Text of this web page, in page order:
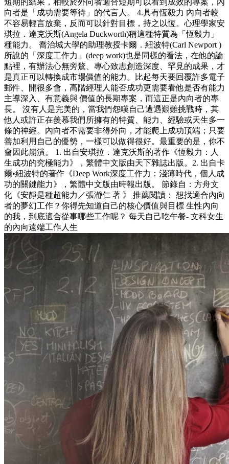
短期的結果，相較於外向者適合短期可以看到成效的專案，內
向者是「成功需要等待」的代言人。 4.具有恆毅力 內向者較
不容易輕言放棄，反而可以針對目標，持之以恆。心理學家安
琪拉．達克沃斯(Angela Duckworth)稱這種特質為「恆毅力」
種能力。 喬治城大學的助理教授卡爾．紐波特(Carl Newport )
所說的「深度工作力」(deep work)也是同樣的看法，在他的論
點裡，有辦法心無旁鶩、專心致志創造深度、罕見的成果，才
是真正可以轉換成市場價值的能力。比起每天要回覆許多電子
郵件、開很多會，高階經理人能否成功更需要看他是否有能力
主導深入、有意義與 價值的長期專案，而這正是內向者的專
長。 沒有人是完美的，當我們怨嘆自己遭遇艱難挑戰時，其
他人或許正在羨慕我們所擁有的特質、能力、經驗或天生多一
條的神經。內向者不需要非得外向，才能爬上成功頂端；只要
善加利用自己的優勢，一樣可以做得很好。最重要的是，你不
會因此崩潰。 1. 出自安琪拉．達克沃斯的著作《恆毅力：人
生成功的究極能力》，繁體中文版由天下雜誌出版。2. 出自卡
爾•紐波特的著作《Deep Work深度工作力：淺薄時代，個人成
功的關鍵能力》，繁體中文版由時報出版。 節錄自：方舟文
化《安靜是種超能力／張瀞仁 著 》 推薦閱讀： 想找適合內向
者的夢幻工作？你得先知道自己的核心價值與目標 生性內向
的我，到底適合從事哪些工作呢？ 每天自己吃午餐- 文科女生
的內向遠端工作人生